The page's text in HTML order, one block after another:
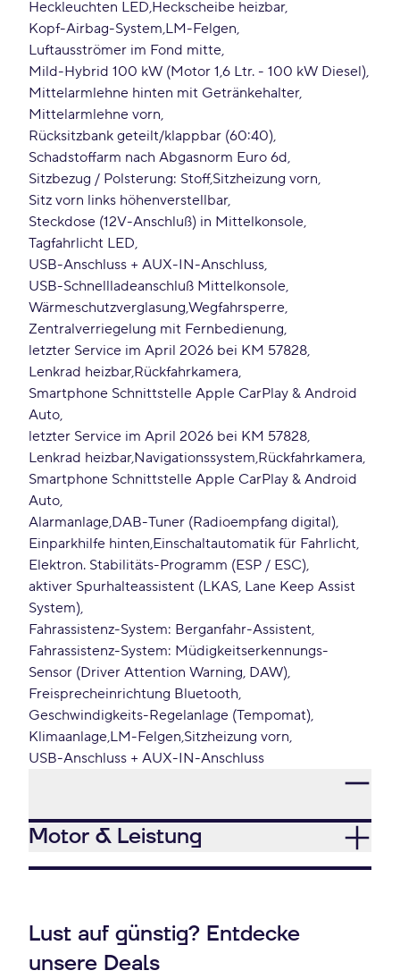
Heckleuchten LED Heckscheibe heizbar
Kopf-Airbag-System LM-Felgen
Luftausströmer im Fond mitte
Mild-Hybrid 100 kW (Motor 1,6 Ltr. - 100 kW Diesel)
Mittelarmlehne hinten mit Getränkehalter
Mittelarmlehne vorn
Rücksitzbank geteilt/klappbar (60:40)
Schadstoffarm nach Abgasnorm Euro 6d
Sitzbezug / Polsterung: Stoff Sitzheizung vorn
Sitz vorn links höhenverstellbar
Steckdose (12V-Anschluß) in Mittelkonsole
Tagfahrlicht LED
USB-Anschluss + AUX-IN-Anschluss
USB-Schnellladeanschluß Mittelkonsole
Wärmeschutzverglasung Wegfahrsperre
Zentralverriegelung mit Fernbedienung
letzter Service im April 2026 bei KM 57828
Lenkrad heizbar Rückfahrkamera
Smartphone Schnittstelle Apple CarPlay & Android
Auto
letzter Service im April 2026 bei KM 57828
Lenkrad heizbar Navigationssystem Rückfahrkamera
Smartphone Schnittstelle Apple CarPlay & Android
Auto
Alarmanlage DAB-Tuner (Radioempfang digital)
Einparkhilfe hinten Einschaltautomatik für Fahrlicht
Elektron. Stabilitäts-Programm (ESP / ESC)
aktiver Spurhalteassistent (LKAS, Lane Keep Assist
System)
Fahrassistenz-System: Berganfahr-Assistent
Fahrassistenz-System: Müdigkeitserkennungs-
Sensor (Driver Attention Warning, DAW)
Freisprecheinrichtung Bluetooth
Geschwindigkeits-Regelanlage (Tempomat)
Klimaanlage LM-Felgen Sitzheizung vorn
USB-Anschluss + AUX-IN-Anschluss
Motor & Leistung
Lust auf günstig? Entdecke
unsere Deals